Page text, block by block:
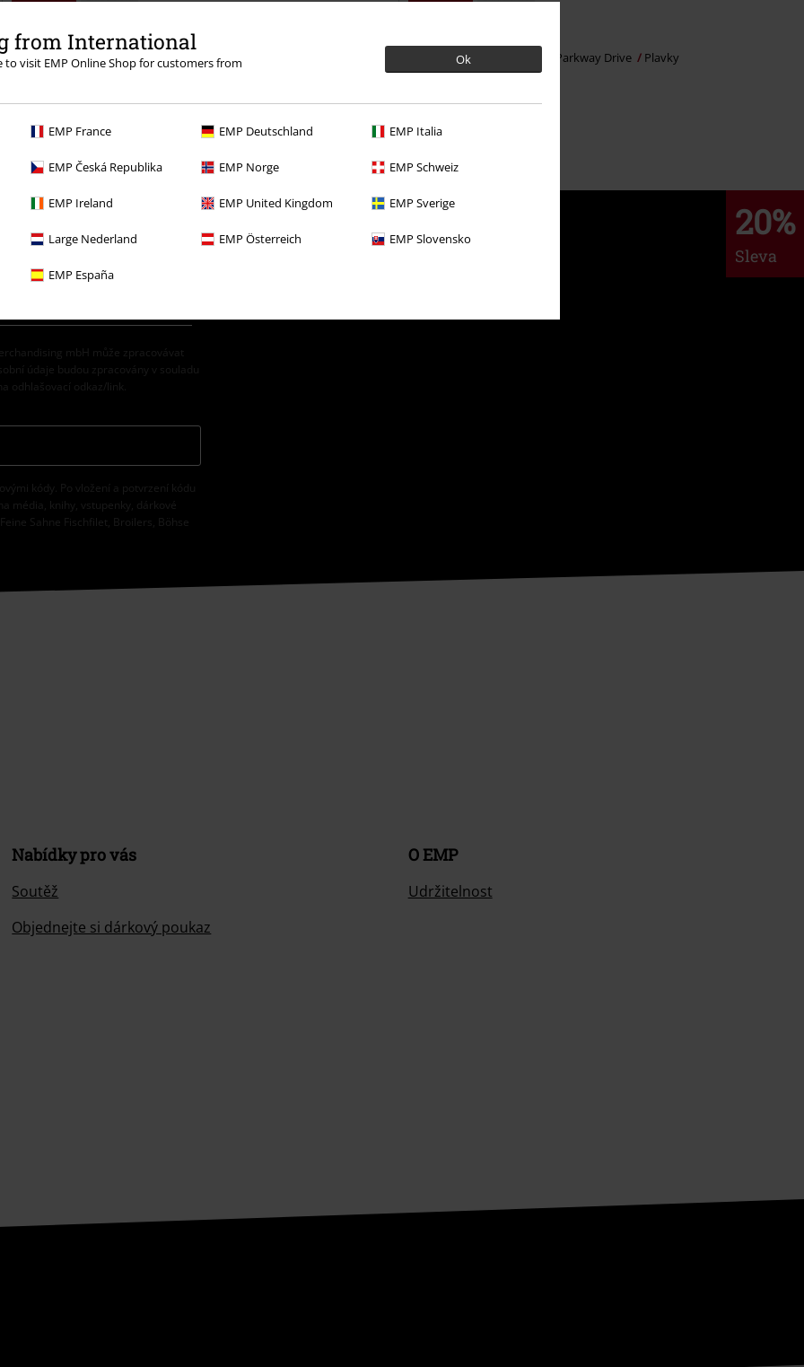
from International
to visit EMP Online Shop for customers from
Ok
EMP France EMP Deutschland EMP Italia
EMP Česká Republika EMP Norge EMP Schweiz
EMP Ireland EMP United Kingdom EMP Sverige
Large Nederland EMP Österreich EMP Slovensko
EMP España
Kč 607,00
EMP Signature Collection Disturbed Plavecké šortky EMP Signature Collection Parkway Drive Plavky
20%
Sleva
mbH může zpracovávat
údaje budou zpracovány v souladu
odhlašovací odkaz/link.
kódy. Po vložení a potvrzení kódu
média, knihy, vstupenky, dárkové
Sahne Fischfilet, Broilers, Böhse
Nabídky pro vás
Soutěž
Objednejte si dárkový poukaz
O EMP
Udržitelnost